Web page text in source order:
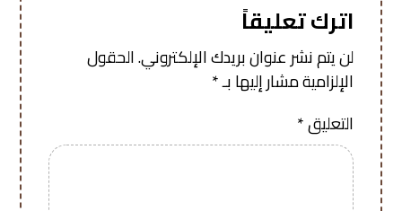
اترك تعليقاً
لن يتم نشر عنوان بريدك الإلكتروني.الحقول
الإلزامية مشار إليها بـ*
التعليق*